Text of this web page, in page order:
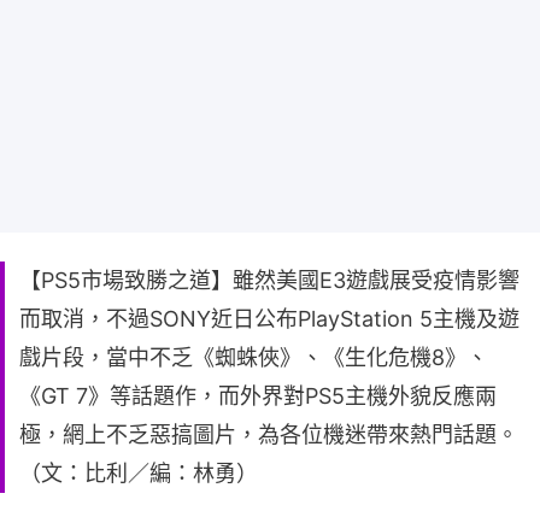
【PS5市場致勝之道】雖然美國E3遊戲展受疫情影響
而取消，不過SONY近日公布PlayStation 5主機及遊
戲片段，當中不乏《蜘蛛俠》、《生化危機8》、
《GT 7》等話題作，而外界對PS5主機外貌反應兩
極，網上不乏惡搞圖片，為各位機迷帶來熱門話題。
（文：比利／編：林勇）